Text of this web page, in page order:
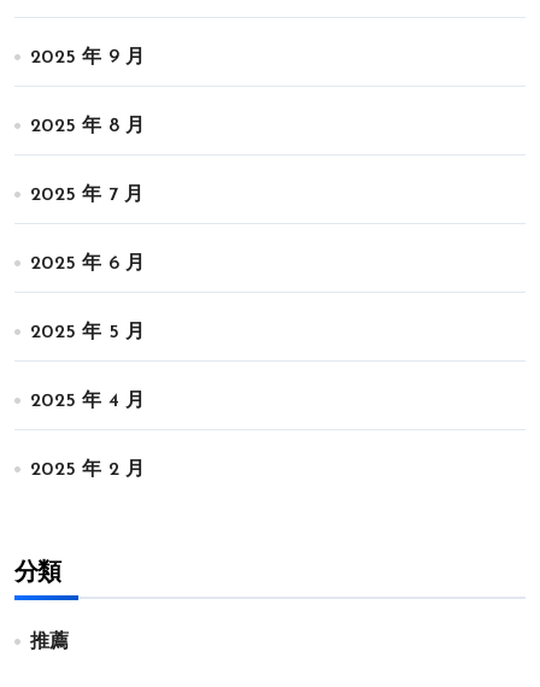
2025 年 9 月
2025 年 8 月
2025 年 7 月
2025 年 6 月
2025 年 5 月
2025 年 4 月
2025 年 2 月
分類
推薦